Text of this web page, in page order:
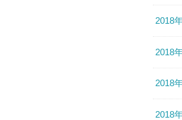
2018
2018
2018
2018